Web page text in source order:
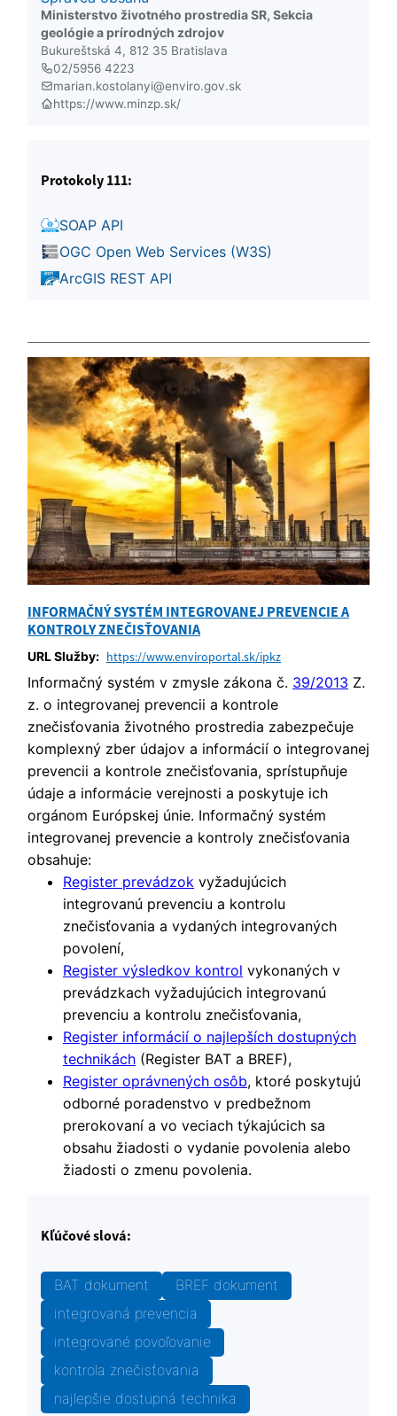
Ministerstvo životného prostredia SR, Sekcia
geológie a prírodných zdrojov
Bukureštská 4, 812 35 Bratislava
02/5956 4223
marian.kostolanyi@enviro.gov.sk
https://www.minzp.sk/
Protokoly 111:
SOAP API
OGC Open Web Services (W3S)
ArcGIS REST API
INFORMAČNÝ SYSTÉM INTEGROVANEJ PREVENCIE A
KONTROLY ZNEČISŤOVANIA
URL Služby: https://www.enviroportal.sk/ipkz
Informačný systém v zmysle zákona č. 39/2013 Z.
z. o integrovanej prevencii a kontrole
znečisťovania životného prostredia zabezpečuje
komplexný zber údajov a informácií o integrovanej
prevencii a kontrole znečisťovania, sprístupňuje
údaje a informácie verejnosti a poskytuje ich
orgánom Európskej únie. Informačný systém
integrovanej prevencie a kontroly znečisťovania
obsahuje:
Register prevádzok vyžadujúcich
integrovanú prevenciu a kontrolu
znečisťovania a vydaných integrovaných
povolení,
Register výsledkov kontrol vykonaných v
prevádzkach vyžadujúcich integrovanú
prevenciu a kontrolu znečisťovania,
Register informácií o najlepších dostupných
technikách (Register BAT a BREF),
Register oprávnených osôb, ktoré poskytujú
odborné poradenstvo v predbežnom
prerokovaní a vo veciach týkajúcich sa
obsahu žiadosti o vydanie povolenia alebo
žiadosti o zmenu povolenia.
Kľúčové slová:
BAT dokument
BREF dokument
integrovaná prevencia
integrované povoľovanie
kontrola znečisťovania
najlepšie dostupná technika